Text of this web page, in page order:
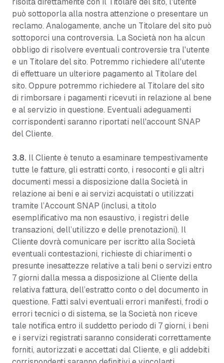
può sottoporla alla nostra attenzione o presentare un
reclamo. Analogamente, anche un Titolare del sito può
sottoporci una controversia. La Società non ha alcun
obbligo di risolvere eventuali controversie tra l'utente
e un Titolare del sito. Potremmo richiedere all'utente
di effettuare un ulteriore pagamento al Titolare del
sito. Oppure potremmo richiedere al Titolare del sito
di rimborsare i pagamenti ricevuti in relazione al bene
e al servizio in questione. Eventuali adeguamenti
corrispondenti saranno riportati nell'account SNAP
del Cliente.
3.8. Il Cliente è tenuto a esaminare tempestivamente
tutte le fatture, gli estratti conto, i resoconti e gli altri
documenti messi a disposizione dalla Società in
relazione ai beni e ai servizi acquistati o utilizzati
tramite l’Account SNAP (inclusi, a titolo
esemplificativo ma non esaustivo, i registri delle
transazioni, dell’utilizzo e delle prenotazioni). Il
Cliente dovrà comunicare per iscritto alla Società
eventuali contestazioni, richieste di chiarimenti o
presunte inesattezze relative a tali beni o servizi entro
7 giorni dalla messa a disposizione al Cliente della
relativa fattura, dell’estratto conto o del documento in
questione. Fatti salvi eventuali errori manifesti, frodi o
errori tecnici o di sistema, se la Società non riceve
tale notifica entro il suddetto periodo di 7 giorni, i beni
e i servizi registrati saranno considerati correttamente
forniti, autorizzati e accettati dal Cliente, e gli addebiti